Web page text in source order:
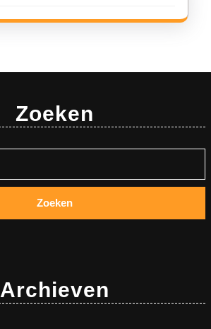
Zoeken
Archieven